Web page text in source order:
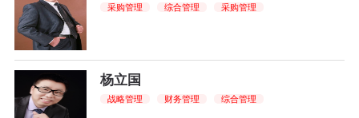
采购管理 综合管理 采购管理
杨立国
战略管理 财务管理 综合管理